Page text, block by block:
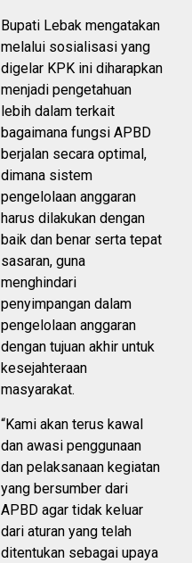
Bupati Lebak mengatakan
melalui sosialisasi yang
digelar KPK ini diharapkan
menjadi pengetahuan
lebih dalam terkait
bagaimana fungsi APBD
berjalan secara optimal,
dimana sistem
pengelolaan anggaran
harus dilakukan dengan
baik dan benar serta tepat
sasaran, guna
menghindari
penyimpangan dalam
pengelolaan anggaran
dengan tujuan akhir untuk
kesejahteraan
masyarakat.
“Kami akan terus kawal
dan awasi penggunaan
dan pelaksanaan kegiatan
yang bersumber dari
APBD agar tidak keluar
dari aturan yang telah
ditentukan sebagai upaya